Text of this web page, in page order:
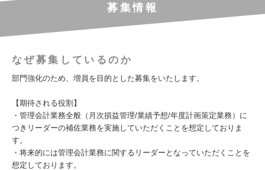
募集情報
なぜ募集しているのか
部門強化のため、増員を目的とした募集をいたします。
【期待される役割】
・管理会計業務全般（月次損益管理/業績予想/年度計画策定業務）に
つきリーダーの補佐業務を実施していただくことを想定しておりま
す。
・将来的には管理会計業務に関するリーダーとなっていただくことを
想定しております。